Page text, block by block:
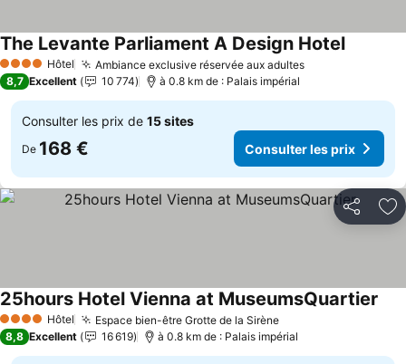
4 Étoiles Hôtel Ambiance exclusive réservée aux adultes
The Levante Parliament A Design Hotel
8,7 Excellent 10 774 à 0.8 km de : Palais impérial
Consulter les prix de 15 sites
De 168 € Consulter les prix
Partager
4 Étoiles Hôtel Espace bien-être Grotte de la Sirène
25hours Hotel Vienna at MuseumsQuartier
8,8 Excellent 16 619 à 0.8 km de : Palais impérial